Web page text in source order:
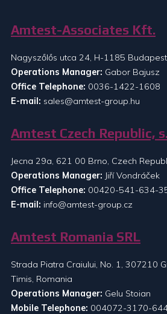
Amtest-Associates Kft.
Nagyszőlős utca 24, H-1185
Operations Manager: Gabor Bajusz
Office Telephone: 0036-1422-1608
E-mail: sales@amtest-group.hu
Amtest Czech Republic,
Jecna 29a, 621 00 Brno, Czech
Operations Manager: Jiří Vondráček
Office Telephone: 00420-541-634-
E-mail: info@amtest-group.cz
Amtest Romania SRL
Strada Piatra Craiului, No. 1, 307210
Timis, Romania
Operations Manager: Gelu Stoian
Mobile Telephone: 004072-3170-